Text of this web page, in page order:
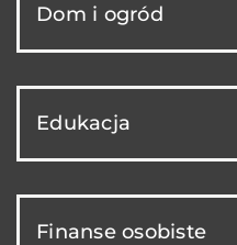
Dom i ogród
Edukacja
Finanse osobiste